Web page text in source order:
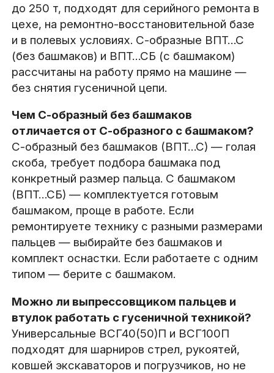
до 250 т, подходят для серийного ремонта в
цехе, на ремонтно-восстановительной базе
и в полевых условиях. С-образные ВПТ…С
(без башмаков) и ВПТ…СБ (с башмаком)
рассчитаны на работу прямо на машине —
без снятия гусеничной цепи.
Чем С-образный без башмаков
отличается от С-образного с башмаком?
С-образный без башмаков (ВПТ…С) — голая
скоба, требует подбора башмака под
конкретный размер пальца. С башмаком
(ВПТ…СБ) — комплектуется готовым
башмаком, проще в работе. Если
ремонтируете технику с разными размерами
пальцев — выбирайте без башмаков и
комплект оснастки. Если работаете с одним
типом — берите с башмаком.
Можно ли выпрессовщиком пальцев и
втулок работать с гусеничной техникой?
Универсальные ВСГ40(50)П и ВСГ100П
подходят для шарниров стрел, рукоятей,
ковшей экскаваторов и погрузчиков, но не